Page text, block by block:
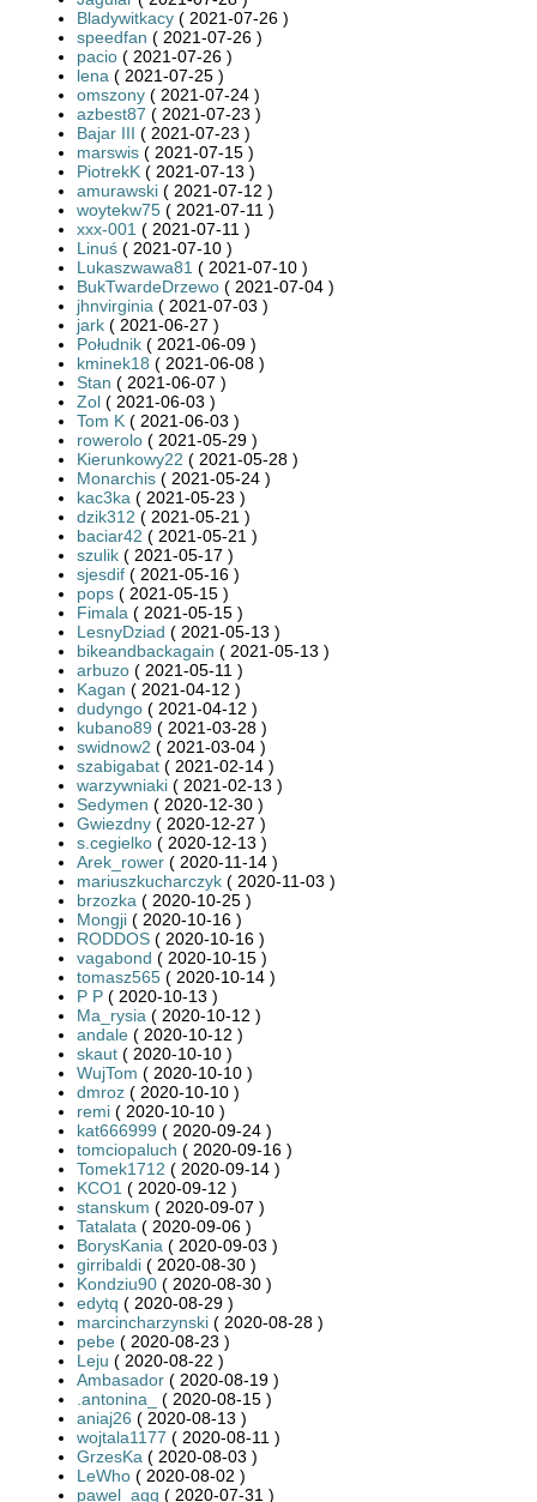
Bladywitkacy ( 2021-07-26 )
speedfan ( 2021-07-26 )
pacio ( 2021-07-26 )
lena ( 2021-07-25 )
omszony ( 2021-07-24 )
azbest87 ( 2021-07-23 )
Bajar III ( 2021-07-23 )
marswis ( 2021-07-15 )
PiotrekK ( 2021-07-13 )
amurawski ( 2021-07-12 )
woytekw75 ( 2021-07-11 )
xxx-001 ( 2021-07-11 )
Linuś ( 2021-07-10 )
Lukaszwawa81 ( 2021-07-10 )
BukTwardeDrzewo ( 2021-07-04 )
jhnvirginia ( 2021-07-03 )
jark ( 2021-06-27 )
Południk ( 2021-06-09 )
kminek18 ( 2021-06-08 )
Stan ( 2021-06-07 )
Zol ( 2021-06-03 )
Tom K ( 2021-06-03 )
rowerolo ( 2021-05-29 )
Kierunkowy22 ( 2021-05-28 )
Monarchis ( 2021-05-24 )
kac3ka ( 2021-05-23 )
dzik312 ( 2021-05-21 )
baciar42 ( 2021-05-21 )
szulik ( 2021-05-17 )
sjesdif ( 2021-05-16 )
pops ( 2021-05-15 )
Fimala ( 2021-05-15 )
LesnyDziad ( 2021-05-13 )
bikeandbackagain ( 2021-05-13 )
arbuzo ( 2021-05-11 )
Kagan ( 2021-04-12 )
dudyngo ( 2021-04-12 )
kubano89 ( 2021-03-28 )
swidnow2 ( 2021-03-04 )
szabigabat ( 2021-02-14 )
warzywniaki ( 2021-02-13 )
Sedymen ( 2020-12-30 )
Gwiezdny ( 2020-12-27 )
s.cegielko ( 2020-12-13 )
Arek_rower ( 2020-11-14 )
mariuszkucharczyk ( 2020-11-03 )
brzozka ( 2020-10-25 )
Mongji ( 2020-10-16 )
RODDOS ( 2020-10-16 )
vagabond ( 2020-10-15 )
tomasz565 ( 2020-10-14 )
P P ( 2020-10-13 )
Ma_rysia ( 2020-10-12 )
andale ( 2020-10-12 )
skaut ( 2020-10-10 )
WujTom ( 2020-10-10 )
dmroz ( 2020-10-10 )
remi ( 2020-10-10 )
kat666999 ( 2020-09-24 )
tomciopaluch ( 2020-09-16 )
Tomek1712 ( 2020-09-14 )
KCO1 ( 2020-09-12 )
stanskum ( 2020-09-07 )
Tatalata ( 2020-09-06 )
BorysKania ( 2020-09-03 )
girribaldi ( 2020-08-30 )
Kondziu90 ( 2020-08-30 )
edytq ( 2020-08-29 )
marcincharzynski ( 2020-08-28 )
pebe ( 2020-08-23 )
Leju ( 2020-08-22 )
Ambasador ( 2020-08-19 )
.antonina_
( 2020-08-15 )
aniaj26 ( 2020-08-13 )
wojtala1177 ( 2020-08-11 )
GrzesKa ( 2020-08-03 )
LeWho ( 2020-08-02 )
pawel_aqq ( 2020-07-31 )